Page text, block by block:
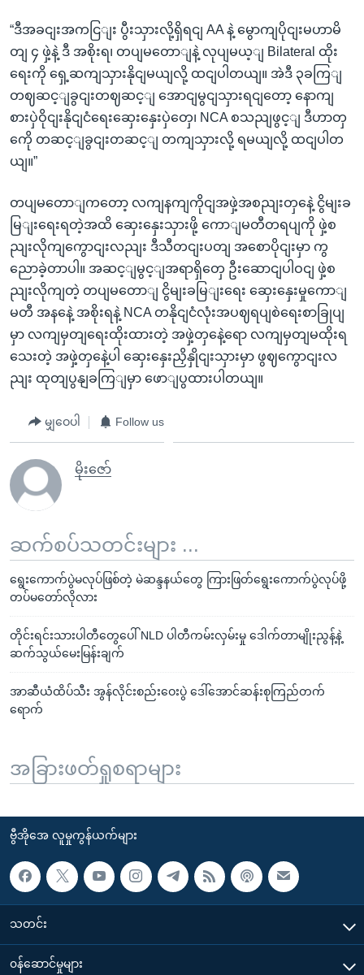
“ဒီအခငျးအကငြျး ပွီးသှားလို့ရှိရငျ AA နဲ့ မွောကျပိုငျးမဟာမိ
တျ ၄ ဖှဲ့နဲ့ ဒီ အစိုးရ၊ တပျမတောျနဲ့ လုပျမယ့ျ Bilateral ထိုး
ရေးကို ရှေ့ဆကျသှားနိုငျမယျလို့ ထငျပါတယျ။ အဲဒီ ၃ခကြျ
တဈဆင့ျခွငျးတဈဆင့ျ အောငျမွငျသှားရငျတော့ နောကျ
စားပှဲဝိုငျးနိုငျငံရေးဆှေးနှေးပှဲတှေ၊ NCA စသညျဖွင့ျ ဒီဟာတှ
ကေို တဆင့ျခွငျးတဆင့ျ တကျသှားလို့ ရမယျလို့ ထငျပါတ
ယျ။”
တပျမတောျကတော့ လကျနကျကိုငျအဖှဲ့အစညျးတှနေဲ့ ငွိမျးခ
မြျးရေးရတဲ့အထိ ဆှေးနှေးသှားဖို့ ကောျမတီတရပျကို ဖှဲ့စ
ညျးလိုကျကွောငျးလညျး ဒီသီတငျးပတျ အစောပိုငျးမှာ ကွ
ညောခဲ့တာပါ။ အဆင့ျမွင့ျအရာရှိတှေ ဦးဆောငျပါဝငျ ဖှဲ့စ
ညျးလိုကျတဲ့ တပျမတောျ ငွိမျးခမြျးရေး ဆှေးနှေးမှုကောျ
မတီ အနနေဲ့ အစိုးရနဲ့ NCA တနိုငျငံလုံးအပဈရပျစဲရေးစာခြုပျ
မှာ လကျမှတျရေးထိုးထားတဲ့ အဖှဲ့တှနေဲ့ရော လကျမှတျမထိုးရ
သေးတဲ့ အဖှဲ့တှနေဲ့ပါ ဆှေးနှေးညှိနှိုငျးသှားမှာ ဖွဈကွောငျးလ
ညျး ထုတျပွနျခကြျမှာ ဖောျပွထားပါတယျ။
မျှဝေပါ Follow us
မိုးဇော်
ဆက်စပ်သတင်းများ ...
ရွေးကောက်ပွဲမလုပ်ဖြစ်တဲ့ မဲဆန္ဒနယ်တွေ ကြားဖြတ်ရွေးကောက်ပွဲလုပ်ဖို့
တပ်မတော်လိုလား
တိုင်းရင်းသားပါတီတွေပေါ် NLD ပါတီကမ်းလှမ်းမှု ဒေါက်တာမျိုးညွန့်နဲ့
ဆက်သွယ်မေးမြန်းချက်
အာဆီယံထိပ်သီး အွန်လိုင်းစည်းဝေးပွဲ ဒေါ်အောင်ဆန်းစုကြည်တက်
ရောက်
အခြားဖတ်ရှုစရာများ
ဗွီအိုအေ လူမှုကွန်ယက်များ
သတင်း
၀န်ဆောင်မှုများ